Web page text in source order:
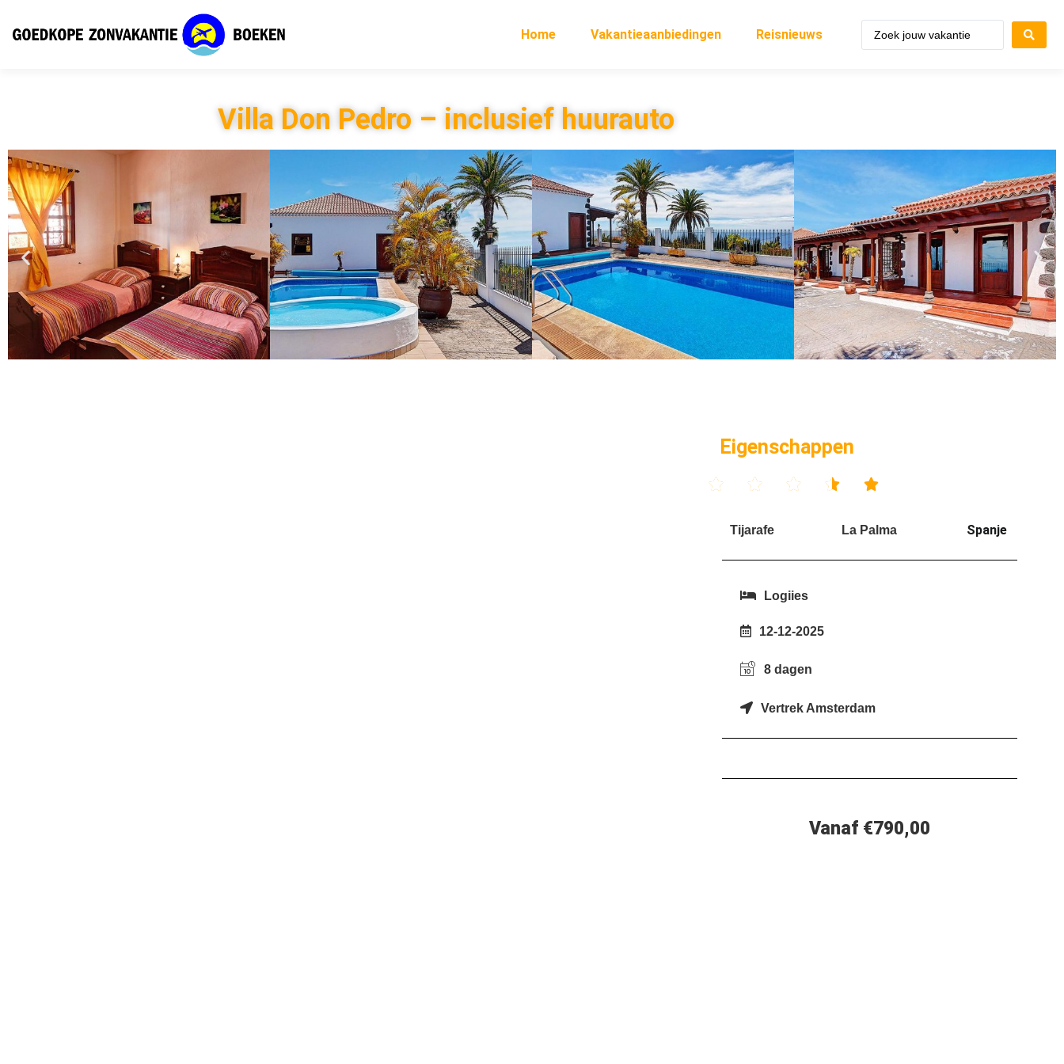
Home Vakantieaanbiedingen Reisnieuws
Villa Don Pedro – inclusief huurauto
Eigenschappen
    
Tijarafe La Palma Spanje
Logiies
12-12-2025
8 dagen
Vertrek Amsterdam
Vanaf €790,00